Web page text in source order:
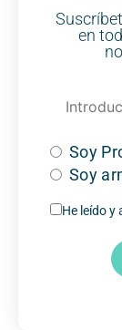
en
Soy
Soy
He leído y